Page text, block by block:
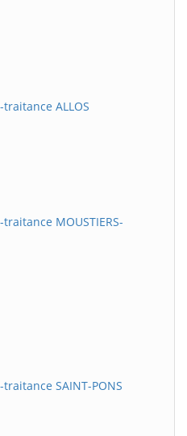
ALLOS
MOUSTIERS-
SAINT-PONS